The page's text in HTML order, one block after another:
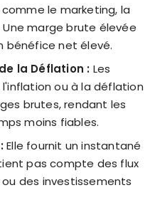
le marketing, la
Une marge brute élevée
bénéfice net élevé.
la Déflation : Les
l'inflation ou à la déflation
brutes, rendant les
moins fiables.
Elle fournit un instantané
pas compte des flux
des investissements